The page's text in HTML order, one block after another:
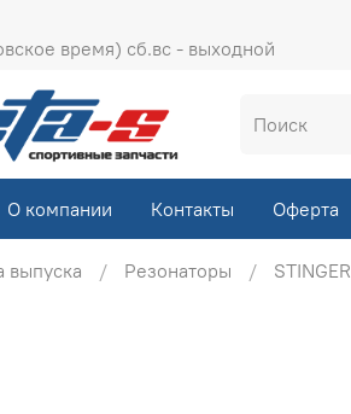
время) сб.вс - выходной
О компании Контакты Оферта
выпуска Резонаторы STINGER